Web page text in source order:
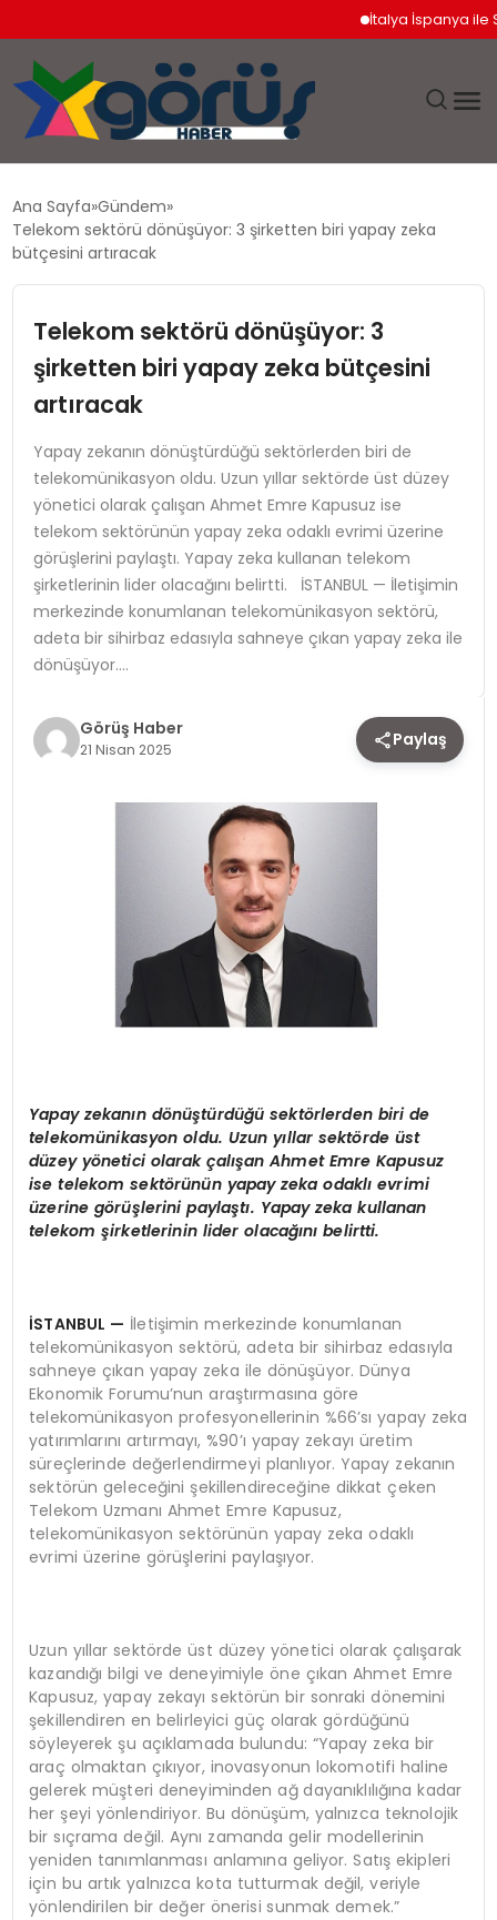
İtalya İspanya ile
EKONOMI
MAGAZIN
SPOR
TEKNOLOJI
YAŞAM
Ana Sayfa Gündem
Telekom sektörü dönüşüyor: 3 şirketten biri yapay zeka
bütçesini artıracak
Telekom sektörü dönüşüyor: 3
şirketten biri yapay zeka bütçesini
artıracak
Yapay zekanın dönüştürdüğü sektörlerden biri de
telekomünikasyon oldu. Uzun yıllar sektörde üst düzey
yönetici olarak çalışan Ahmet Emre Kapusuz ise
telekom sektörünün yapay zeka odaklı evrimi üzerine
görüşlerini paylaştı. Yapay zeka kullanan telekom
şirketlerinin lider olacağını belirtti. İSTANBUL — İletişimin
merkezinde konumlanan telekomünikasyon sektörü,
adeta bir sihirbaz edasıyla sahneye çıkan yapay zeka ile
dönüşüyor….
Görüş Haber
21 Nisan 2025 Paylaş
Yapay zekanın dönüştürdüğü sektörlerden biri de
telekomünikasyon oldu. Uzun yıllar sektörde üst
düzey yönetici olarak çalışan Ahmet Emre Kapusuz
ise telekom sektörünün yapay zeka odaklı evrimi
üzerine görüşlerini paylaştı. Yapay zeka kullanan
telekom şirketlerinin lider olacağını belirtti.
İSTANBUL — İletişimin merkezinde konumlanan
telekomünikasyon sektörü, adeta bir sihirbaz edasıyla
sahneye çıkan yapay zeka ile dönüşüyor. Dünya
Ekonomik Forumu’nun araştırmasına göre
telekomünikasyon profesyonellerinin %66’sı yapay zeka
yatırımlarını artırmayı, %90’ı yapay zekayı üretim
süreçlerinde değerlendirmeyi planlıyor. Yapay zekanın
sektörün geleceğini şekillendireceğine dikkat çeken
Telekom Uzmanı Ahmet Emre Kapusuz,
telekomünikasyon sektörünün yapay zeka odaklı
evrimi üzerine görüşlerini paylaşıyor.
Uzun yıllar sektörde üst düzey yönetici olarak çalışarak
kazandığı bilgi ve deneyimiyle öne çıkan Ahmet Emre
Kapusuz, yapay zekayı sektörün bir sonraki dönemini
şekillendiren en belirleyici güç olarak gördüğünü
söyleyerek şu açıklamada bulundu: “Yapay zeka bir
araç olmaktan çıkıyor, inovasyonun lokomotifi haline
gelerek müşteri deneyiminden ağ dayanıklılığına kadar
her şeyi yönlendiriyor. Bu dönüşüm, yalnızca teknolojik
bir sıçrama değil. Aynı zamanda gelir modellerinin
yeniden tanımlanması anlamına geliyor. Satış ekipleri
için bu artık yalnızca kota tutturmak değil, veriyle
yönlendirilen bir değer önerisi sunmak demek.”